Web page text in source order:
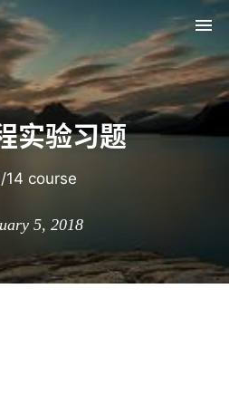
实验习题
14 course
5, 2018